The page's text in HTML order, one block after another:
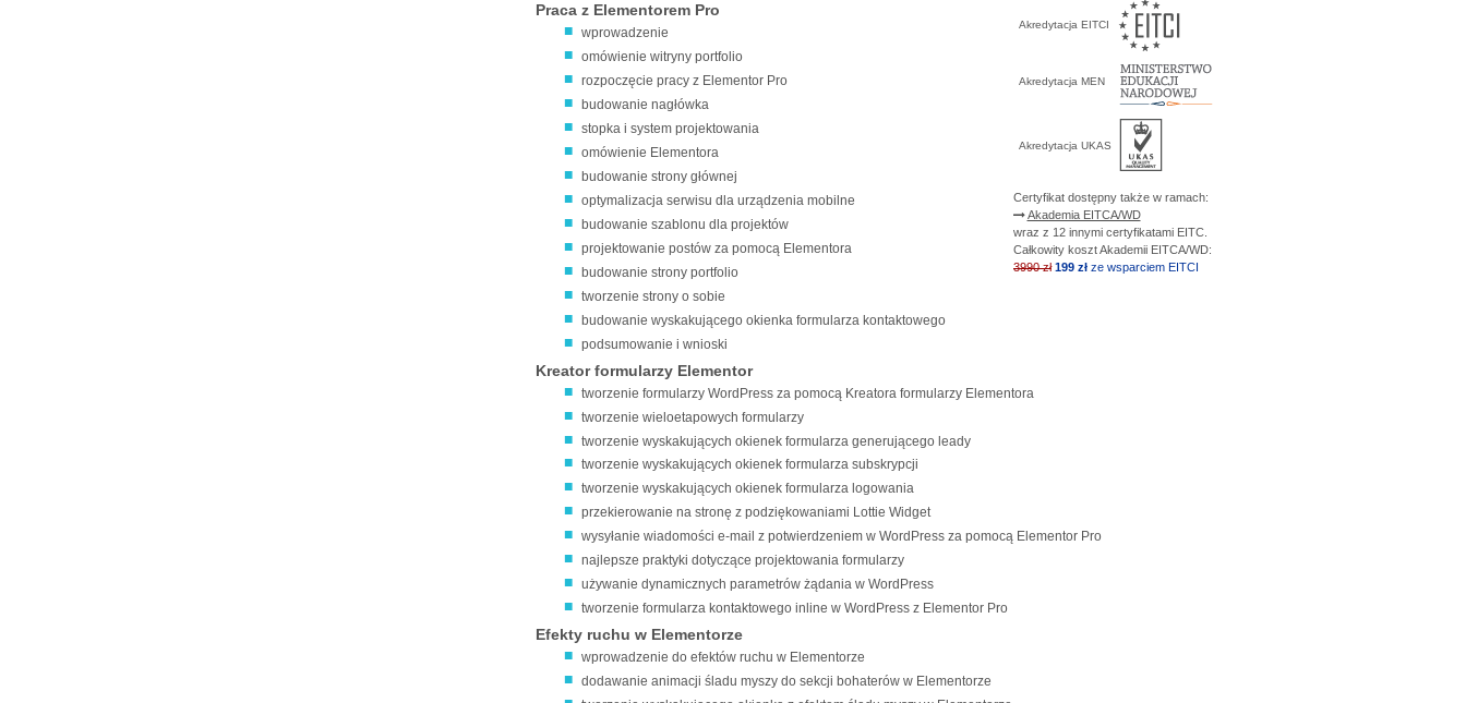
Akredytacja EITCI
Akredytacja MEN
Akredytacja UKAS
Certyfikat dostępny także w ramach:
Akademia EITCA/WD
wraz z 12 innymi certyfikatami EITC.
Całkowity koszt Akademii EITCA/WD:
3990 zł 199 złze wsparciem EITCI
Praca z Elementorem Pro
wprowadzenie
omówienie witryny portfolio
rozpoczęcie pracy z Elementor Pro
budowanie nagłówka
stopka i system projektowania
omówienie Elementora
budowanie strony głównej
optymalizacja serwisu dla urządzenia mobilne
budowanie szablonu dla projektów
projektowanie postów za pomocą Elementora
budowanie strony portfolio
tworzenie strony o sobie
budowanie wyskakującego okienka formularza kontaktowego
podsumowanie i wnioski
Kreator formularzy Elementor
tworzenie formularzy WordPress za pomocą Kreatora formularzy Elementora
tworzenie wieloetapowych formularzy
tworzenie wyskakujących okienek formularza generującego leady
tworzenie wyskakujących okienek formularza subskrypcji
tworzenie wyskakujących okienek formularza logowania
przekierowanie na stronę z podziękowaniami Lottie Widget
wysyłanie wiadomości e-mail z potwierdzeniem w WordPress za pomocą Elementor Pro
najlepsze praktyki dotyczące projektowania formularzy
używanie dynamicznych parametrów żądania w WordPress
tworzenie formularza kontaktowego inline w WordPress z Elementor Pro
Efekty ruchu w Elementorze
wprowadzenie do efektów ruchu w Elementorze
dodawanie animacji śladu myszy do sekcji bohaterów w Elementorze